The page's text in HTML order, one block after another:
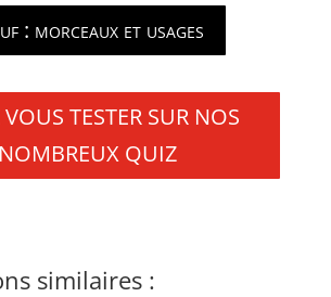
: morceaux et usages
TESTER SUR NOS
NOMBREUX QUIZ
similaires :